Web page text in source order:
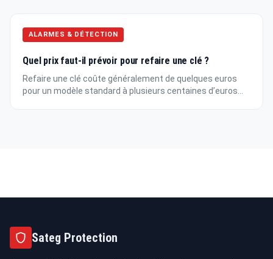
ALARMES & DÉTECTION
Quel prix faut-il prévoir pour refaire une clé ?
Refaire une clé coûte généralement de quelques euros
pour un modèle standard à plusieurs centaines d’euros...
Sateg Protection